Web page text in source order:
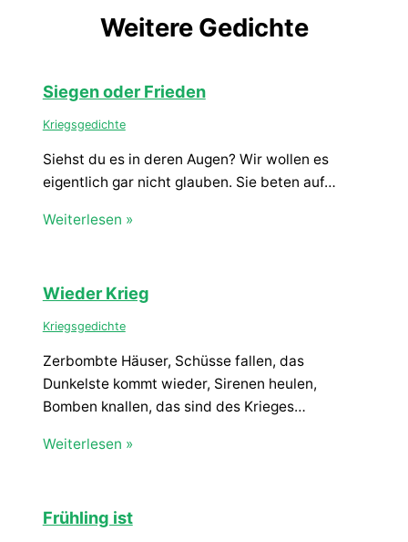
Weitere Gedichte
Siegen oder Frieden
Kriegsgedichte
Siehst du es in deren Augen? Wir wollen es
eigentlich gar nicht glauben. Sie beten auf…
Weiterlesen »
Wieder Krieg
Kriegsgedichte
Zerbombte Häuser, Schüsse fallen, das
Dunkelste kommt wieder, Sirenen heulen,
Bomben knallen, das sind des Krieges…
Weiterlesen »
Frühling ist